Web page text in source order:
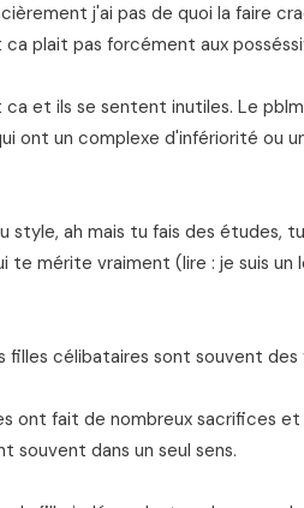
j'ai pas de quoi la faire
plait pas forcément aux
et ils se sentent inutiles. Le
ont un complexe d'infériorité ou
style, ah mais tu fais des études,
te mérite vraiment (lire : je suis
filles célibataires sont souvent
ont fait de nombreux sacrifices
souvent dans un seul sens.